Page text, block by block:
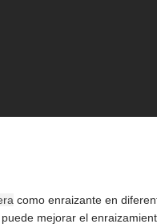
como enraizante en
mejorar el